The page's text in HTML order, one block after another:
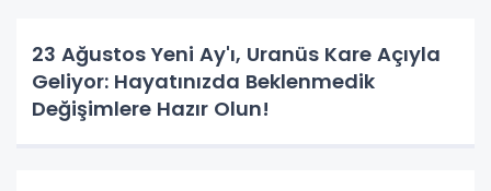
23 Ağustos Yeni Ay'ı, Uranüs Kare Açıyla
Geliyor: Hayatınızda Beklenmedik
Değişimlere Hazır Olun!